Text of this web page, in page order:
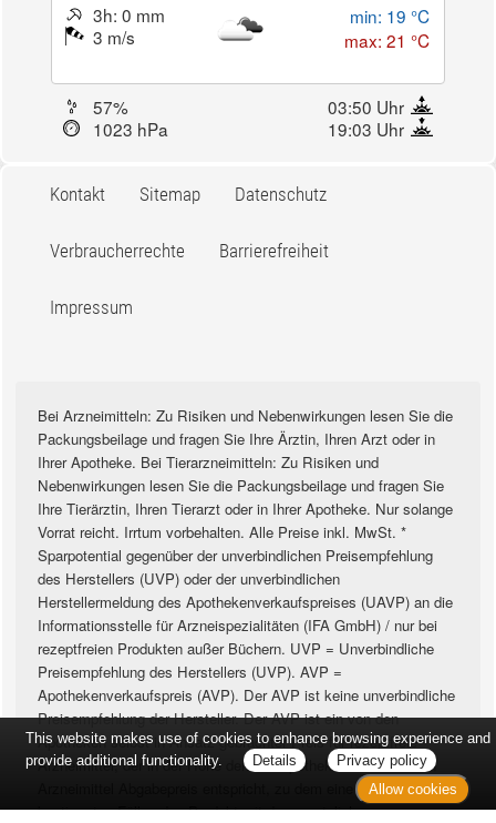
3h: 0 mm
3 m/s
min: 19 °C
max: 21 °C
57%
03:50 Uhr
1023 hPa
19:03 Uhr
Kontakt Sitemap Datenschutz
Verbraucherrechte Barrierefreiheit
Impressum
Bei Arzneimitteln: Zu Risiken und Nebenwirkungen lesen Sie die
Packungsbeilage und fragen Sie Ihre Ärztin, Ihren Arzt oder in
Ihrer Apotheke. Bei Tierarzneimitteln: Zu Risiken und
Nebenwirkungen lesen Sie die Packungsbeilage und fragen Sie
Ihre Tierärztin, Ihren Tierarzt oder in Ihrer Apotheke. Nur solange
Vorrat reicht. Irrtum vorbehalten. Alle Preise inkl. MwSt. *
Sparpotential gegenüber der unverbindlichen Preisempfehlung
des Herstellers (UVP) oder der unverbindlichen
Herstellermeldung des Apothekenverkaufspreises (UAVP) an die
Informationsstelle für Arzneispezialitäten (IFA GmbH) / nur bei
rezeptfreien Produkten außer Büchern. UVP = Unverbindliche
Preisempfehlung des Herstellers (UVP). AVP =
Apothekenverkaufspreis (AVP). Der AVP ist keine unverbindliche
Preisempfehlung der Hersteller. Der AVP ist ein von den
Apotheken selbst in Ansatz gebrachter Preis für rezeptfreie
Arzneimittel, der in der Höhe dem für Apotheken verbindlichen
Arzneimittel Abgabepreis entspricht, zu dem eine Apotheke in
bestimmten Fällen das Produkt mit der gesetzlichen
This website makes use of cookies to enhance browsing experience and
provide additional functionality.
Details
Privacy policy
Allow cookies